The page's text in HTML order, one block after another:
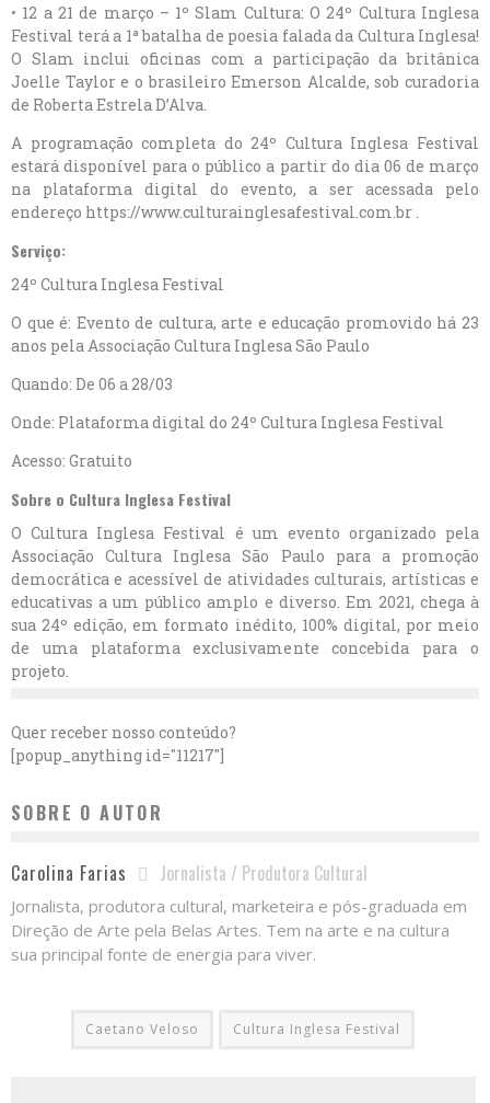
• 12 a 21 de março – 1º Slam Cultura: O 24º Cultura Inglesa
Festival terá a 1ª batalha de poesia falada da Cultura Inglesa!
O Slam inclui oficinas com a participação da britânica
Joelle Taylor e o brasileiro Emerson Alcalde, sob curadoria
de Roberta Estrela D’Alva.
A programação completa do 24º Cultura Inglesa Festival
estará disponível para o público a partir do dia 06 de março
na plataforma digital do evento, a ser acessada pelo
endereço https://www.culturainglesafestival.com.br .
Serviço:
24º Cultura Inglesa Festival
O que é: Evento de cultura, arte e educação promovido há 23
anos pela Associação Cultura Inglesa São Paulo
Quando: De 06 a 28/03
Onde: Plataforma digital do 24º Cultura Inglesa Festival
Acesso: Gratuito
Sobre o Cultura Inglesa Festival
O Cultura Inglesa Festival é um evento organizado pela
Associação Cultura Inglesa São Paulo para a promoção
democrática e acessível de atividades culturais, artísticas e
educativas a um público amplo e diverso. Em 2021, chega à
sua 24º edição, em formato inédito, 100% digital, por meio
de uma plataforma exclusivamente concebida para o
projeto.
Quer receber nosso conteúdo?
[popup_anything id="11217"]
SOBRE O AUTOR
Carolina Farias Jornalista / Produtora Cultural
Jornalista, produtora cultural, marketeira e pós-graduada em
Direção de Arte pela Belas Artes. Tem na arte e na cultura
sua principal fonte de energia para viver.
Caetano Veloso Cultura Inglesa Festival